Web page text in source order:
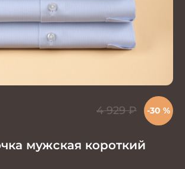
мужская короткий
4 929₽ -30 %